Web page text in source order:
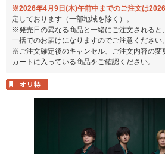
※2026年4月9日(木)午前中までのご注文は
定しております（一部地域を除く）。
※発売日の異なる商品と一緒にご注文されると
一括でのお届けになりますのでご注意ください。
※ご注文確定後のキャンセル、ご注文内容の変
カートに入っている商品をご確認ください。